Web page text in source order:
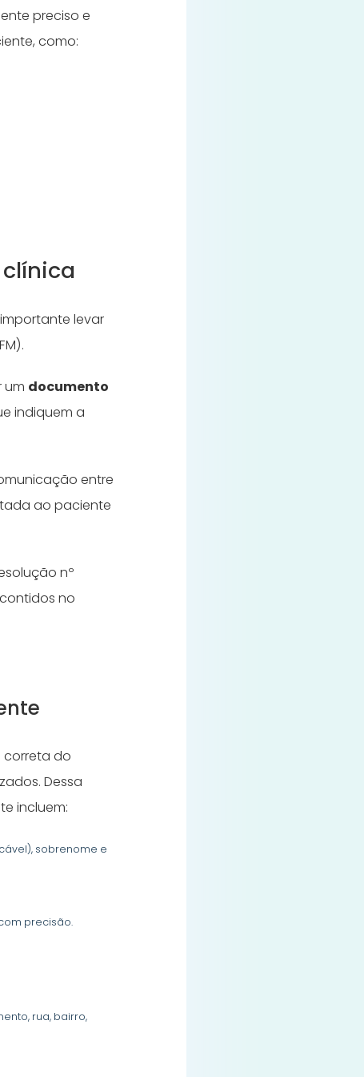
preciso e
como:
levar
um documento
indiquem a
entre
ao paciente
nº
contidos no
correta do
Dessa
incluem:
sobrenome e
precisão.
rua, bairro,